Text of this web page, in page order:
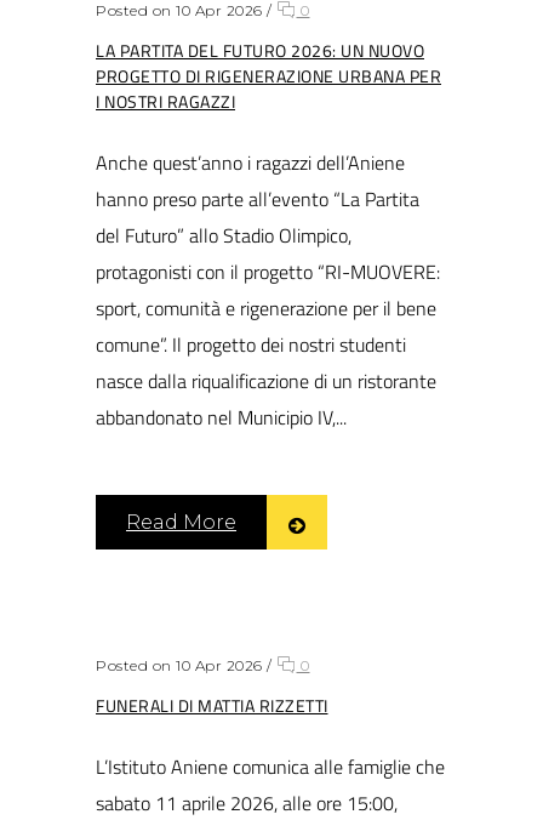
Posted on 10 Apr 2026 / 0
LA PARTITA DEL FUTURO 2026: UN NUOVO
PROGETTO DI RIGENERAZIONE URBANA PER
I NOSTRI RAGAZZI
Anche quest’anno i ragazzi dell’Aniene
hanno preso parte all’evento “La Partita
del Futuro” allo Stadio Olimpico,
protagonisti con il progetto “RI-MUOVERE:
sport, comunità e rigenerazione per il bene
comune”. Il progetto dei nostri studenti
nasce dalla riqualificazione di un ristorante
abbandonato nel Municipio IV,...
Read More
Posted on 10 Apr 2026 / 0
FUNERALI DI MATTIA RIZZETTI
L’Istituto Aniene comunica alle famiglie che
sabato 11 aprile 2026, alle ore 15:00,